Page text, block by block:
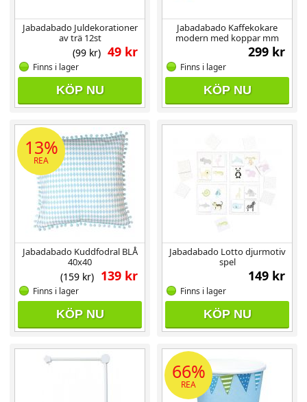
Jabadabado Juldekorationer
av trä 12st
49 kr
(99 kr)
Finns i lager
KÖP NU
Jabadabado Kaffekokare
modern med koppar mm
299 kr
Finns i lager
KÖP NU
13%
REA
Jabadabado Kuddfodral BLÅ
40x40
139 kr
(159 kr)
Finns i lager
KÖP NU
Jabadabado Lotto djurmotiv
spel
149 kr
Finns i lager
KÖP NU
66%
REA